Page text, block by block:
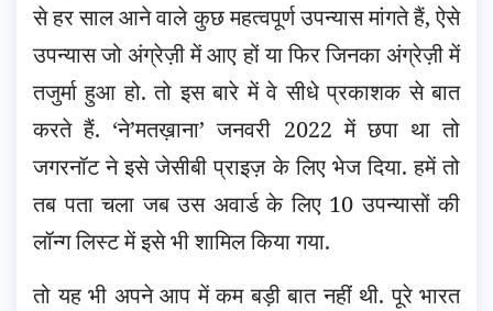
से हर साल आने वाले कुछ महत्वपूर्ण उपन्यास मांगते हैं, ऐसे
उपन्यास जो अंग्रेज़ी में आए हों या फिर जिनका अंग्रेज़ी में
तजुर्मा हुआ हो. तो इस बारे में वे सीधे प्रकाशक से बात
करते हैं. ‘ने’मतख़ाना’ जनवरी 2022 में छपा था तो
जगरनॉट ने इसे जेसीबी प्राइज़ के लिए भेज दिया. हमें तो
तब पता चला जब उस अवार्ड के लिए 10 उपन्यासों की
लॉन्ग लिस्ट में इसे भी शामिल किया गया.
तो यह भी अपने आप में कम बड़ी बात नहीं थी. पूरे भारत